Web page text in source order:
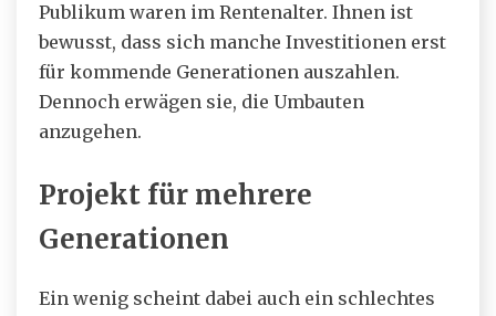
Publikum waren im Rentenalter. Ihnen ist
bewusst, dass sich manche Investitionen erst
für kommende Generationen auszahlen.
Dennoch erwägen sie, die Umbauten
anzugehen.
Projekt für mehrere
Generationen
Ein wenig scheint dabei auch ein schlechtes